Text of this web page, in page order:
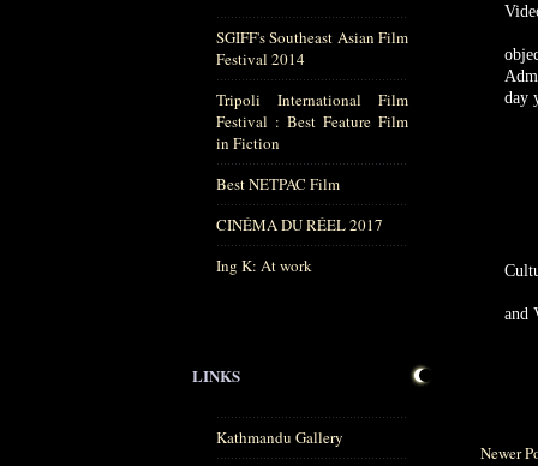
SGIFF's Southeast Asian Film
Festival 2014
Tripoli International Film
Festival : Best Feature Film
in Fiction
Best NETPAC Film
CINÉMA DU RÉEL 2017
Ing K: At work
LINKS
Kathmandu Gallery
day
and
Newer